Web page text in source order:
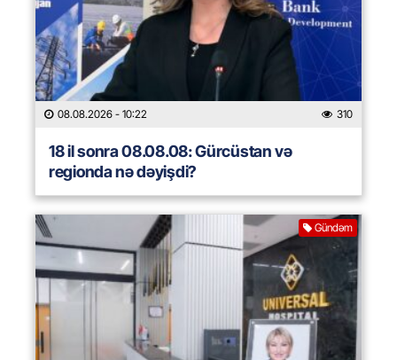
08.08.2026 - 10:22 310
18 il sonra 08.08.08: Gürcüstan və
regionda nə dəyişdi?
Gündəm